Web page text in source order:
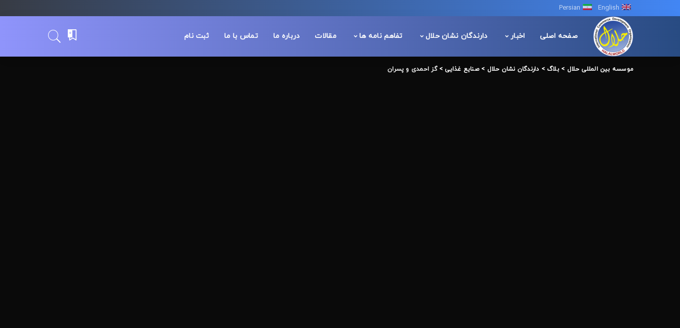
English
Persian
صفحه اصلی اخبار دارندگان نشان حلال تفاهم نامه ها مقالات درباره ما تماس با ما ثبت نام 0
موسسه بین المللی حلال >بلاگ > دارندگان نشان حلال >صنایع غذایی >گز احمدی و پسران